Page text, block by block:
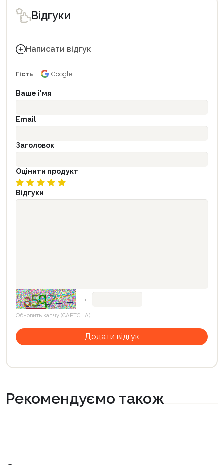
Відгуки
Написати відгук
Гість Google
Ваше і'мя
Email
Заголовок
Оцінити продукт
Відгуки
→
Обновить капчу (CAPTCHA)
Рекомендуємо також